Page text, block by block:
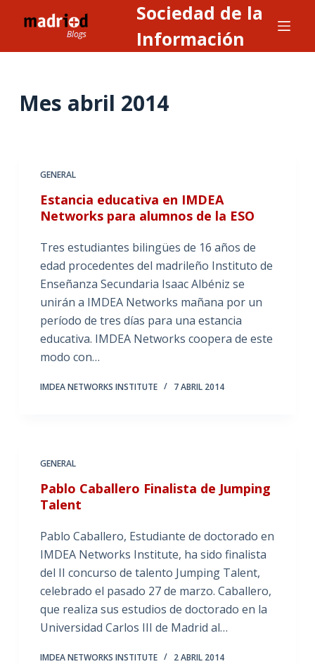
l
Sociedad de la
Información
Mes abril 2014
GENERAL
Estancia educativa en IMDEA
Networks para alumnos de la ESO
Tres estudiantes bilingües de 16 años de
edad procedentes del madrileño Instituto de
Enseñanza Secundaria Isaac Albéniz se
unirán a IMDEA Networks mañana por un
período de tres días para una estancia
educativa. IMDEA Networks coopera de este
modo con…
IMDEA NETWORKS INSTITUTE 7 ABRIL 2014
GENERAL
Pablo Caballero Finalista de Jumping
Talent
Pablo Caballero, Estudiante de doctorado en
IMDEA Networks Institute, ha sido finalista
del II concurso de talento Jumping Talent,
celebrado el pasado 27 de marzo. Caballero,
que realiza sus estudios de doctorado en la
Universidad Carlos III de Madrid al…
IMDEA NETWORKS INSTITUTE 2 ABRIL 2014